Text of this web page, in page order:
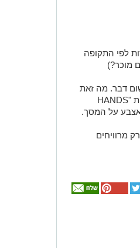
לפי התקופה
מוכר?)
דבר. מה זאת
אומרת? לצד כל אפשריות הצילום הקיימות, נוספה אפשרות נוספת "HANDS
מרוויחים